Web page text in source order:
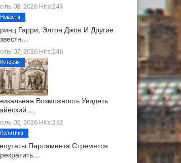
08, 2026 Hits:243
Гарри, Элтон Джон И Другие
07, 2026 Hits:246
Новости
Возможность Увидеть
…
02, 2026 Hits:252
История
Парламента Стремятся
Политика